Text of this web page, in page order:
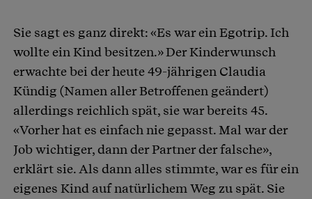
Artikel teilen
Sie sagt es ganz direkt: «Es war ein Egotrip. Ich
wollte ein Kind besitzen.» Der Kinderwunsch
erwachte bei der heute 49-jährigen Claudia
Kündig (Namen aller Betroffenen geändert)
allerdings reichlich spät, sie war bereits 45.
«Vorher hat es einfach nie gepasst. Mal war der
Job wichtiger, dann der Partner der falsche»,
erklärt sie. Als dann alles stimmte, war es für ein
eigenes Kind auf natürlichem Weg zu spät. Sie